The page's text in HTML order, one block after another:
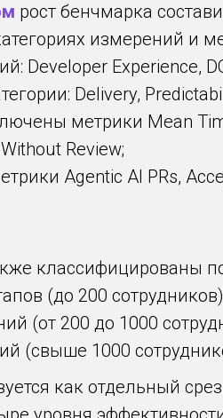
рост бенчмарка
измерений и
Developer Experience,
Delivery,
метрики Mean
Review;
Agentic AI PRs,
классифицированы
(до 200
(от 200 до 1000
(свыше 1000
как отдельный